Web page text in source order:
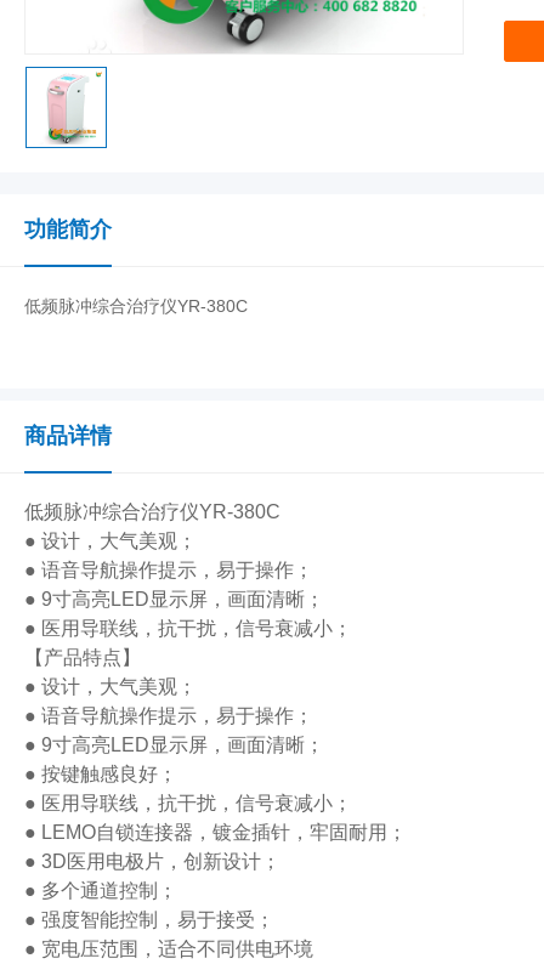
功能简介
低频脉冲综合治疗仪YR-380C
商品详情
低频脉冲综合治疗仪YR-380C
● 设计，大气美观；
● 语音导航操作提示，易于操作；
● 9寸高亮LED显示屏，画面清晰；
● 医用导联线，抗干扰，信号衰减小；
【产品特点】
● 设计，大气美观；
● 语音导航操作提示，易于操作；
● 9寸高亮LED显示屏，画面清晰；
● 按键触感良好；
● 医用导联线，抗干扰，信号衰减小；
● LEMO自锁连接器，镀金插针，牢固耐用；
● 3D医用电极片，创新设计；
● 多个通道控制；
● 强度智能控制，易于接受；
● 宽电压范围，适合不同供电环境